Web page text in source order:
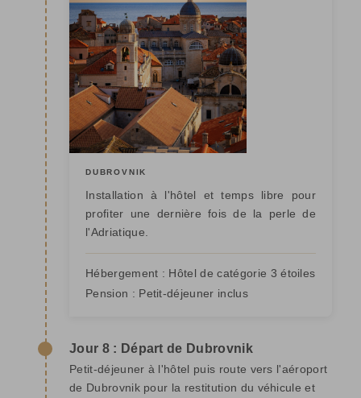
DUBROVNIK
Installation à l'hôtel et temps libre pour
profiter une dernière fois de la perle de
l'Adriatique.
Hébergement : Hôtel de catégorie 3 étoiles
Pension : Petit-déjeuner inclus
Jour 8 : Départ de Dubrovnik
Petit-déjeuner à l'hôtel puis route vers l'aéroport
de Dubrovnik pour la restitution du véhicule et